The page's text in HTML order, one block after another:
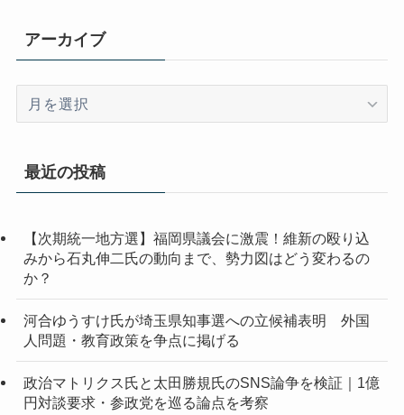
アーカイブ
イ
最近の投稿
【次期統一地方選】福岡県議会に激震！維新の殴り込
みから石丸伸二氏の動向まで、勢力図はどう変わるの
か？
河合ゆうすけ氏が埼玉県知事選への立候補表明 外国
人問題・教育政策を争点に掲げる
政治マトリクス氏と太田勝規氏のSNS論争を検証｜1億
円対談要求・参政党を巡る論点を考察